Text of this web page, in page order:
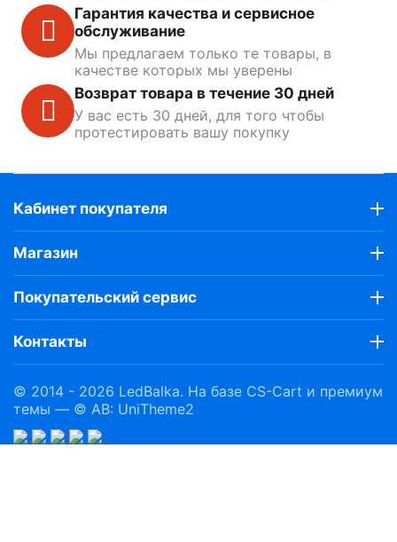
Гарантия качества и сервисное
обслуживание
Мы предлагаем только те товары, в
качестве которых мы уверены
Возврат товара в течение 30 дней
У вас есть 30 дней, для того чтобы
протестировать вашу покупку
Кабинет покупателя
Магазин
Покупательский сервис
Контакты
© 2014 - 2026 LedBalka. На базе CS-Cart и премиум
темы — © AB: UniTheme2